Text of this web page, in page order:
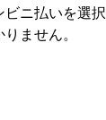
ニ払いを選
ません。